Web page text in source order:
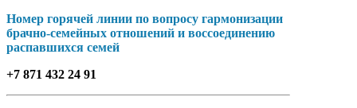
Номер горячей линии по вопросу гармонизации
брачно-семейных отношений и воссоединению
распавшихся семей
+7 871 432 24 91